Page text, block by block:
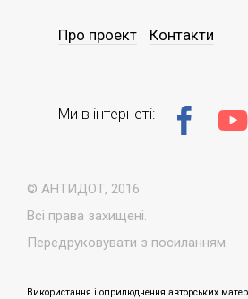
© АНТИДОТ, 2016
Всі права захищені.
Передруковувати з посиланням.
Про проект Контакти
Ми в інтернеті:
Використання і оприлюднення авторських